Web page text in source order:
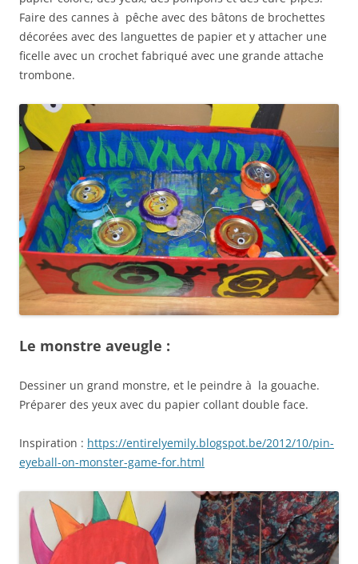
Faire des cannes à pêche avec des bâtons de brochettes
décorées avec des languettes de papier et y attacher une
ficelle avec un crochet fabriqué avec une grande attache
trombone.
Le monstre aveugle :
Dessiner un grand monstre, et le peindre à la gouache.
Préparer des yeux avec du papier collant double face.
Inspiration : https://entirelyemily.blogspot.be/2012/10/pin-
eyeball-on-monster-game-for.html